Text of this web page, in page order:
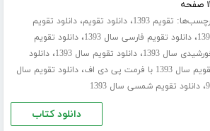
تقویم 1393 ،دانلود تقویم،دانلود تقویم
،دانلود تقویم فارسی سال 1393 ،دانلود تقویم
سال 1393
،دانلود تقویم سال 1393 ،دانلود
سال 1393 با فرمت پی دی اف
،دانلود تقویم سال
،دانلود تقویم شمسی سال 1393
دانلود کتاب